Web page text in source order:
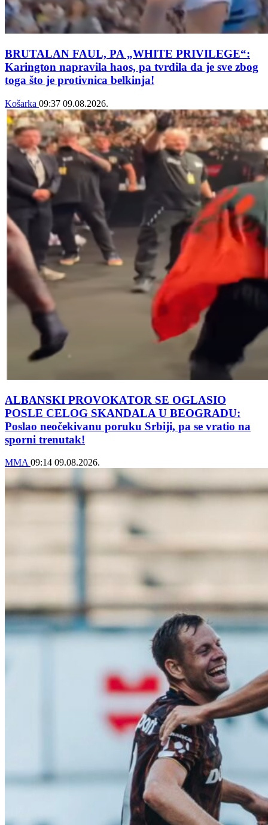
BRUTALAN FAUL, PA „WHITE PRIVILEGE“:
Karington napravila haos, pa tvrdila da je sve zbog
toga što je protivnica belkinja!
Košarka 09:37 09.08.2026.
ALBANSKI PROVOKATOR SE OGLASIO
POSLE CELOG SKANDALA U BEOGRADU:
Poslao neočekivanu poruku Srbiji, pa se vratio na
sporni trenutak!
MMA 09:14 09.08.2026.